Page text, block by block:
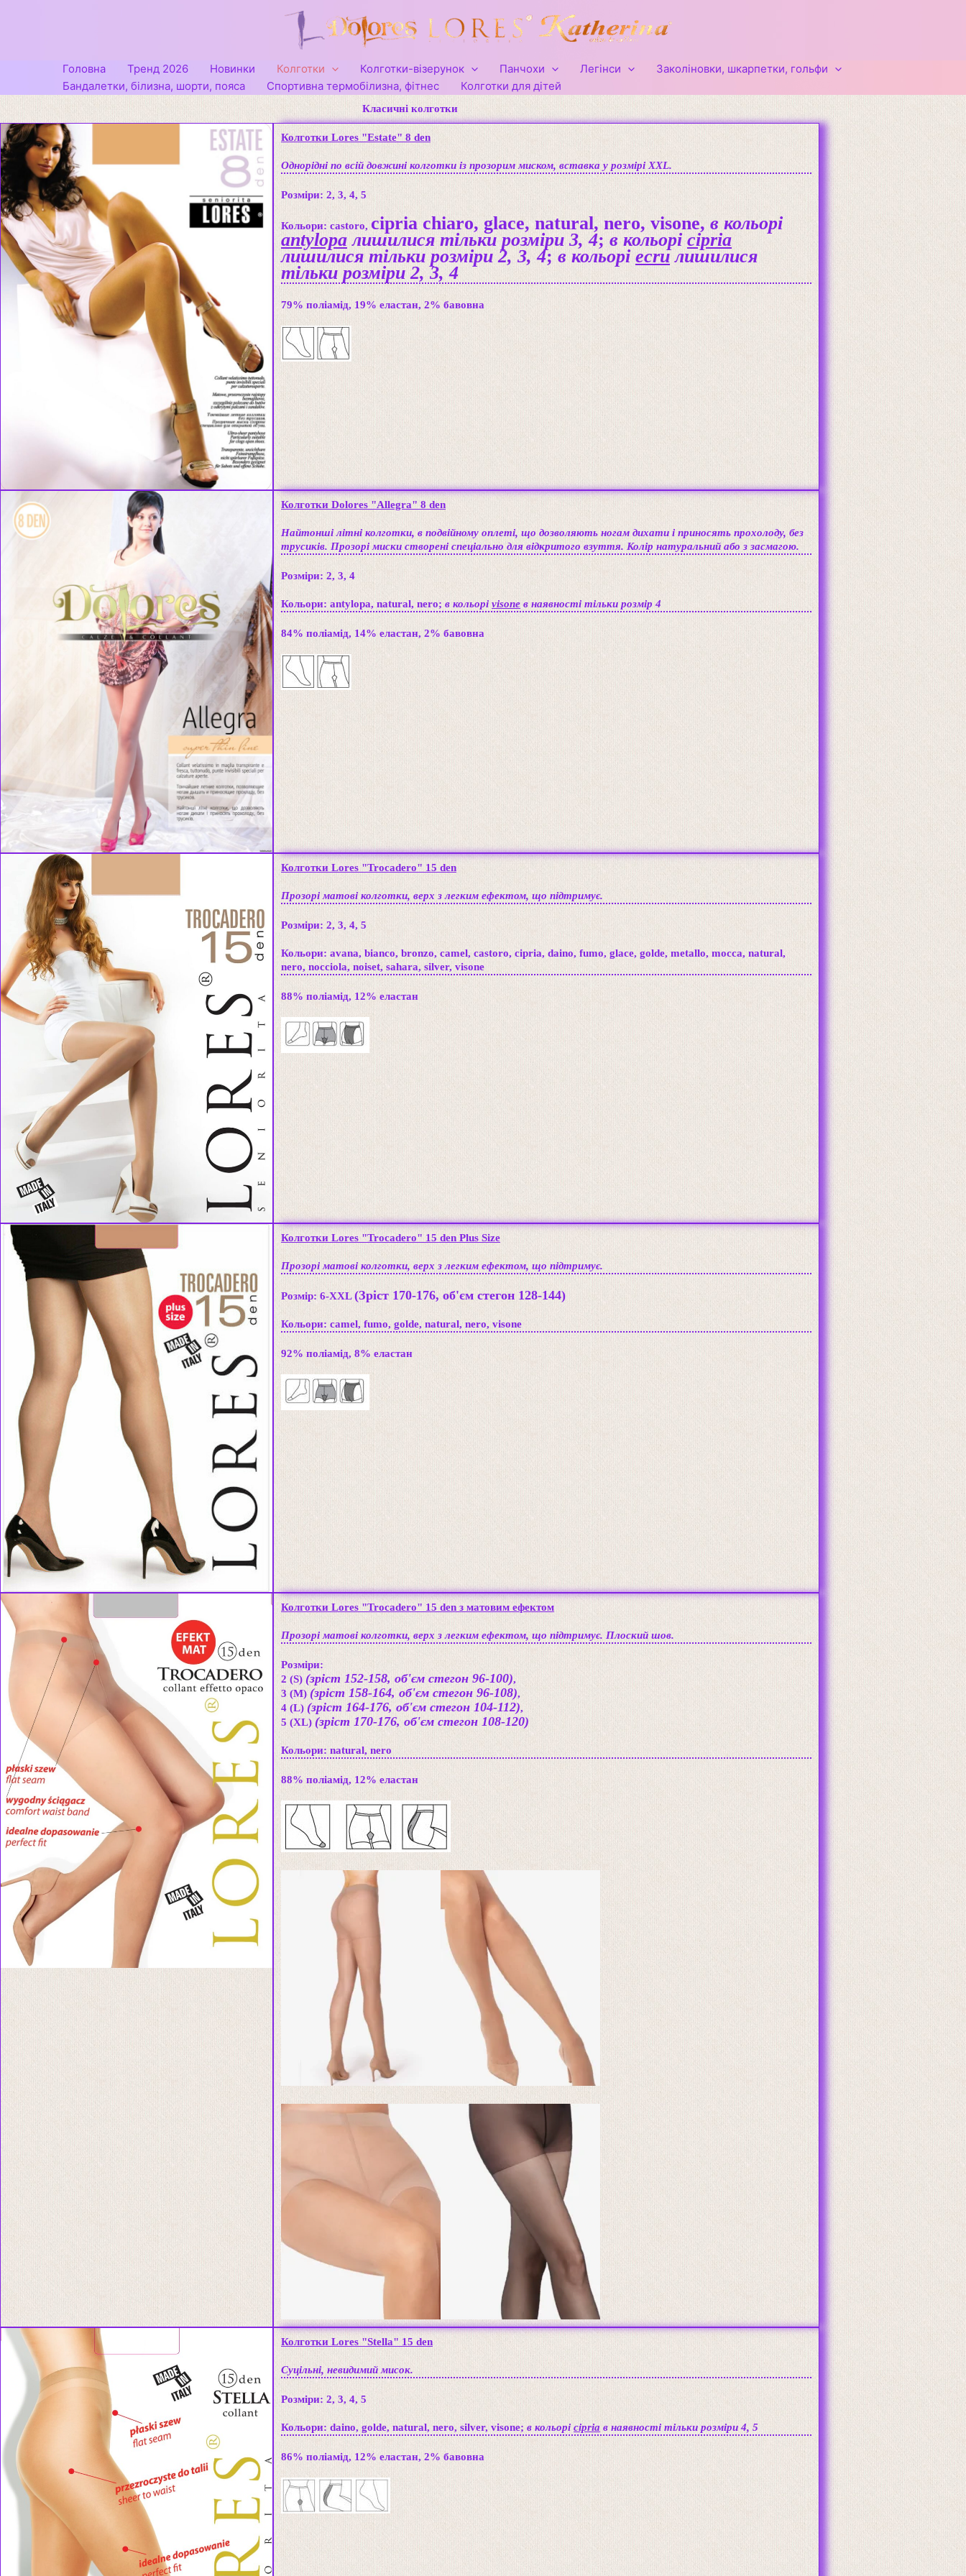
Головна
Тренд 2026 Новинки Колготки Колготки-візерунок Панчохи Легінси
Заколіновки, шкарпетки, гольфи
Бандалетки, білизна, шорти, пояса
Спортивна термобілизна, фітнес Колготки для дітей
Класичні колготки
Колготки Lores "Estate" 8 den
Однорідні по всій довжині колготки із прозорим миском, вставка у розмірі XXL.
Розміри: 2, 3, 4, 5
Кольори: castoro, cipria chiaro, glace, natural, nero, visone, в кольорі
antylopaлишилися тільки розміри 3, 4; в кольорі cipria
лишилися тільки розміри 2, 3, 4; в кольорі ecruлишилися
тільки розміри 2, 3, 4
79% поліамід, 19% еластан, 2% бавовна
Колготки Dolores "Allegra" 8 den
Найтонші літні колготки, в подвійному оплеті, що дозволяють ногам дихати і приносять прохолоду, без
трусиків. Прозорі миски створені спеціально для відкритого взуття. Колір натуральний або з засмагою.
Розміри: 2, 3, 4
Кольори: antylopa, natural, nero; в кольорі visoneв наявності тільки розмір 4
84% поліамід, 14% еластан, 2% бавовна
Колготки Lores "Trocadero" 15 den
Прозорі матові колготки, верх з легким ефектом, що підтримує.
Розміри: 2, 3, 4, 5
Кольори: avana, bianco, bronzo, camel, castoro, cipria, daino, fumo, glace, golde, metallo, mocca, natural,
nero, nocciola, noiset, sahara, silver, visone
88% поліамід, 12% еластан
Колготки Lores "Trocadero" 15 den Plus Size
Прозорі матові колготки, верх з легким ефектом, що підтримує.
Розмір: 6-XXL(Зріст 170-176, об'єм стегон 128-144)
Кольори: camel, fumo, golde, natural, nero, visone
92% поліамід, 8% еластан
Колготки Lores "Trocadero" 15 den з матовим ефектом
Прозорі матові колготки, верх з легким ефектом, що підтримує. Плоский шов.
Розміри:
2 (S) (зріст 152-158, об'єм стегон 96-100),
3 (M) (зріст 158-164, об'єм стегон 96-108),
4 (L) (зріст 164-176, об'єм стегон 104-112),
5 (XL) (зріст 170-176, об'єм стегон 108-120)
Кольори: natural, nero
88% поліамід, 12% еластан
Колготки Lores "Stella" 15 den
Суцільні, невидимий мисок.
Розміри: 2, 3, 4, 5
Кольори: daino, golde, natural, nero, silver, visone; в кольорі cipria в наявності тільки розміри 4, 5
86% поліамід, 12% еластан, 2% бавовна